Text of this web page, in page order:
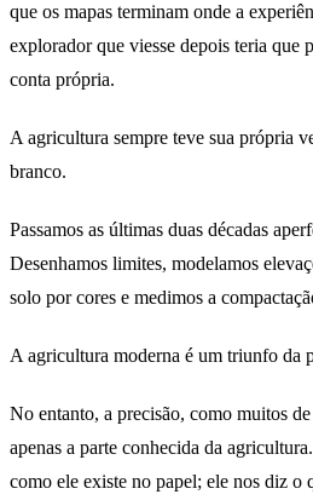
que os mapas terminam onde a
explorador que viesse depois teria que
conta própria.
A agricultura sempre teve sua própria
branco.
Passamos as últimas duas décadas
Desenhamos limites, modelamos
solo por cores e medimos a
A agricultura moderna é um triunfo da
No entanto, a precisão, como muitos de
apenas a parte conhecida da
como ele existe no papel; ele nos diz o